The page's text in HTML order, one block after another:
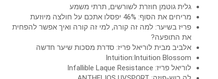
גלית גוטמן חוזרת לשורשים, תרתי משמע
מריחים את הסוף: 46% יפסלו אתכם על חולצה מיוזעת
פריז בשיער: למה זה קורה, למי זה קורה ואיך אפשר להפחית
את התופעה?
אלביב מבית לוריאל פריז: סדרת מסכות שיער חדשה
Intuition:Intuition Blossom
לוריאל פריז: Infallible Laque Resistance